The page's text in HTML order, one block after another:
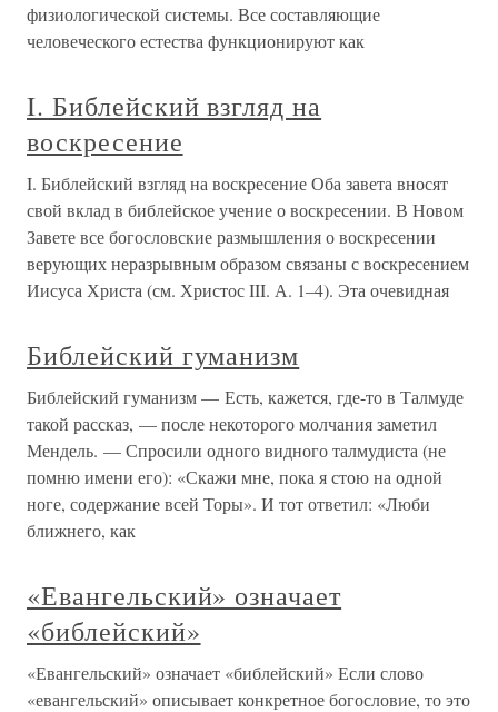
физиологической системы. Все составляющие
человеческого естества функционируют как
I. Библейский взгляд на
воскресение
I. Библейский взгляд на воскресение Оба завета вносят
свой вклад в библейское учение о воскресении. В Новом
Завете все богословские размышления о воскресении
верующих неразрывным образом связаны с воскресением
Иисуса Христа (см. Христос III. А. 1–4). Эта очевидная
Библейский гуманизм
Библейский гуманизм — Есть, кажется, где-то в Талмуде
такой рассказ, — после некоторого молчания заметил
Мендель. — Спросили одного видного талмудиста (не
помню имени его): «Скажи мне, пока я стою на одной
ноге, содержание всей Торы». И тот ответил: «Люби
ближнего, как
«Евангельский» означает
«библейский»
«Евангельский» означает «библейский» Если слово
«евангельский» описывает конкретное богословие, то это